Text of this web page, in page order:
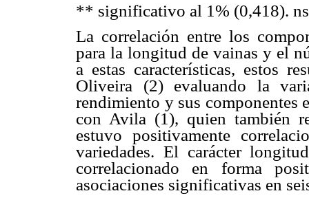
** significativo al 1% (0,418).
La correlación entre los
para la longitud de vainas y el
a estas características, estos
Oliveira (2) evaluando la
rendimiento y sus componentes
con Avila (1), quien también
estuvo positivamente
variedades. El carácter
correlacionado en forma
asociaciones significativas en